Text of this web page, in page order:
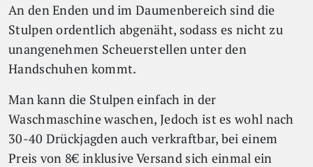
An den Enden und im Daumenbereich sind die
Stulpen ordentlich abgenäht, sodass es nicht zu
unangenehmen Scheuerstellen unter den
Handschuhen kommt.
Man kann die Stulpen einfach in der
Waschmaschine waschen, Jedoch ist es wohl nach
30-40 Drückjagden auch verkraftbar, bei einem
Preis von 8€ inklusive Versand sich einmal ein